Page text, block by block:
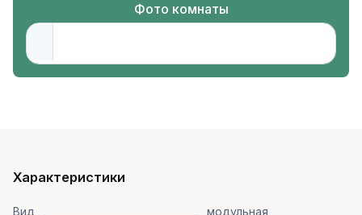
Фото комнаты
Характеристики
Вид
модульная